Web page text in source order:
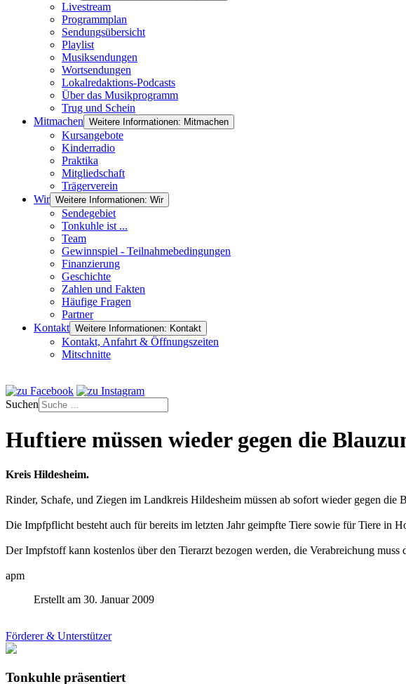
Livestream
Programmplan
Sendungsübersicht
Playlist
Musiksendungen
Wortsendungen
Lokalredaktions-Podcasts
Über das Musikprogramm
Trug und Schein
Mitmachen Weitere Informationen: Mitmachen
Kursangebote
Kinderradio
Praktika
Mitgliedschaft
Trägerverein
Wir Weitere Informationen: Wir
Sendegebiet
Tonkuhle ist ...
Team
Gewinnspiel - Teilnahmebedingungen
Finanzierung
Geschichte
Zahlen und Fakten
Häufige Fragen
Partner
Kontakt Weitere Informationen: Kontakt
Kontakt, Anfahrt & Öffnungszeiten
Mitschnitte
Suchen
Huftiere müssen wieder gegen die
Kreis Hildesheim.
Rinder, Schafe, und Ziegen im Landkreis Hildesheim müssen ab sofort wieder gegen
Die Impfpflicht besteht auch für bereits im letzten Jahr geimpfte Tiere sowie für Tiere in
Der Impfstoff kann kostenlos über den Tierarzt bezogen werden, die Verabreichung
apm
Erstellt am 30. Januar 2009
Förderer & Unterstützer
Tonkuhle präsentiert